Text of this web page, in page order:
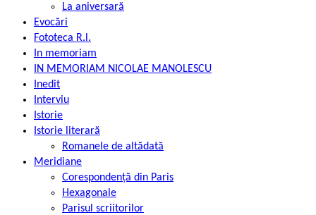
La aniversară
Evocări
Fototeca R.l.
In memoriam
IN MEMORIAM NICOLAE MANOLESCU
Inedit
Interviu
Istorie
Istorie literară
Romanele de altădată
Meridiane
Corespondență din Paris
Hexagonale
Parisul scriitorilor